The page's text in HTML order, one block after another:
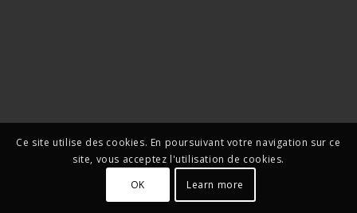
Ce site utilise des cookies. En poursuivant votre navigation sur ce
site, vous acceptez l'utilisation de cookies.
OK
Learn more